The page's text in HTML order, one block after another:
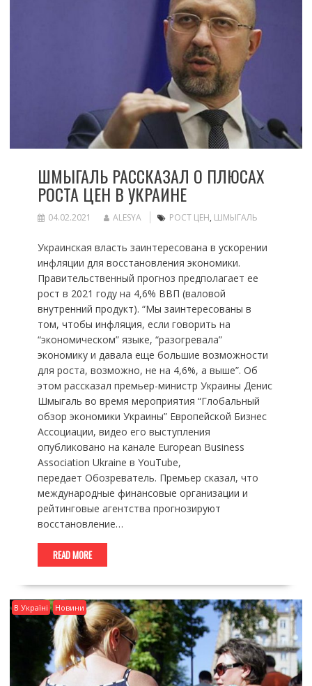
ШМЫГАЛЬ РАССКАЗАЛ О ПЛЮСАХ
РОСТА ЦЕН В УКРАИНЕ
04.02.2021 ALESYA РОСТ ЦЕН, ШМЫГАЛЬ
Украинская власть заинтересована в ускорении
инфляции для восстановления экономики.
Правительственный прогноз предполагает ее
рост в 2021 году на 4,6% ВВП (валовой
внутренний продукт). “Мы заинтересованы в
том, чтобы инфляция, если говорить на
“экономическом” языке, “разогревала”
экономику и давала еще большие возможности
для роста, возможно, не на 4,6%, а выше”. Об
этом рассказал премьер-министр Украины Денис
Шмыгаль во время мероприятия “Глобальный
обзор экономики Украины” Европейской Бизнес
Ассоциации, видео его выступления
опубликовано на канале European Business
Association Ukraine в YouTube,
передает Обозреватель. Премьер сказал, что
международные финансовые организации и
рейтинговые агентства прогнозируют
восстановление…
READ MORE
В Україні Новини